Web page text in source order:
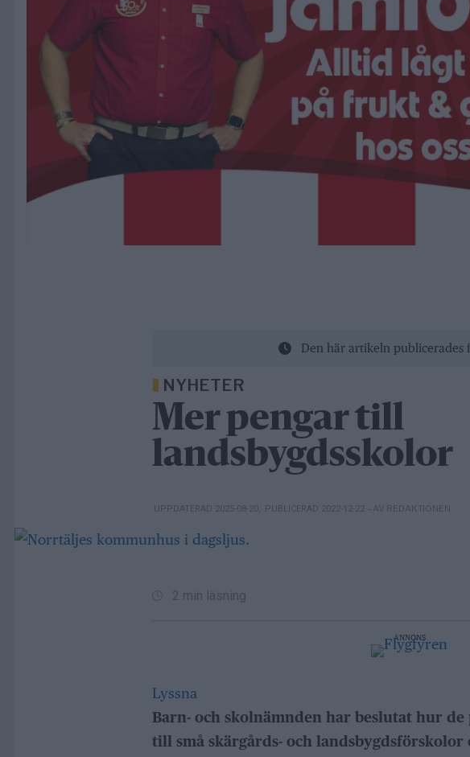
Den här artikeln publicerades
NYHETER
Mer pengar till
landsbygdsskolor
UPPDATERAD 2025-08-20 , PUBLICERAD 2022-12-22 – AV REDAKTIONEN
2 min läsning
ANNONS
Lyssna
Barn- och skolnämnden har beslutat hur de
till små skärgårds- och landsbygdsförskolor